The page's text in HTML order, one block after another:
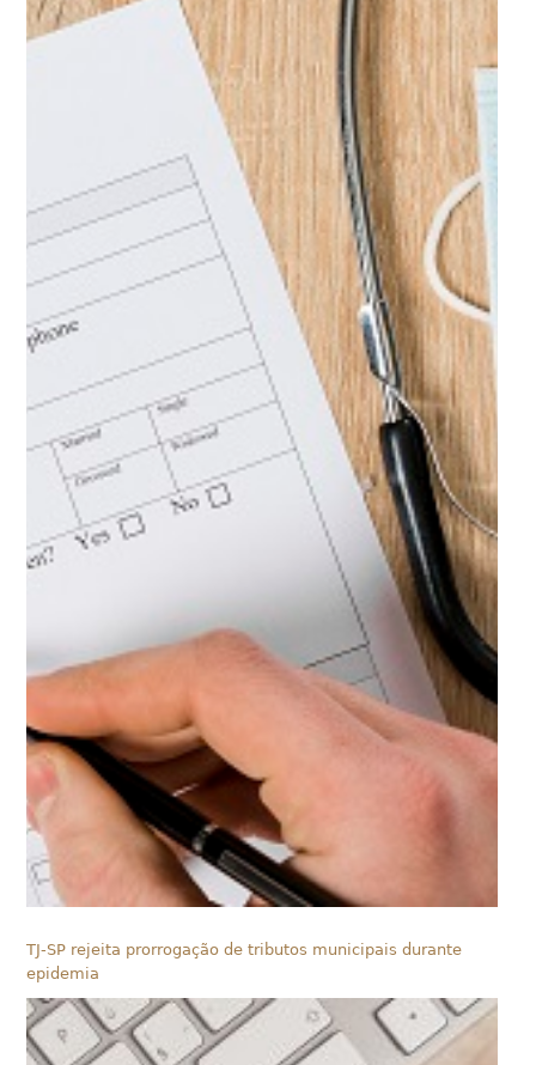
TJ-SP rejeita prorrogação de tributos municipais durante
epidemia